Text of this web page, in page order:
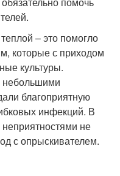
– это помогло
которые с приходом
культуры.
небольшими
благоприятную
инфекций. В
не
с опрыскивателем.